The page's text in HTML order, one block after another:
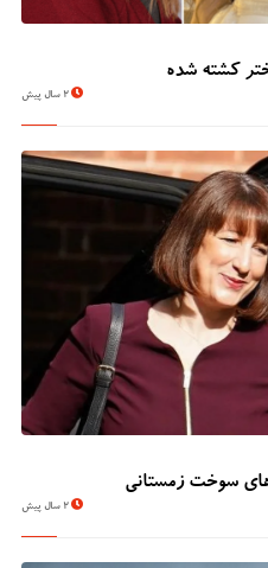
کشته شده
2 سال پیش
سوخت زمستانی
2 سال پیش